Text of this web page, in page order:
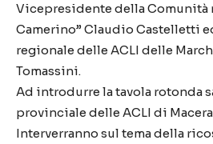
Vicepresidente della Comunità
Camerino” Claudio Castelletti
regionale delle ACLI delle
Tomassini.
Ad introdurre la tavola rotonda
provinciale delle ACLI di
Interverranno sul tema della